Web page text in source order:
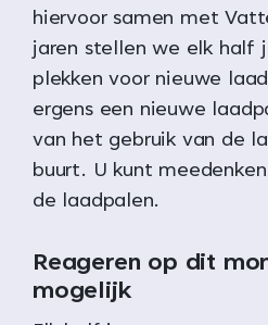
hiervoor samen met
jaren stellen we elk half
plekken voor nieuwe
ergens een nieuwe
van het gebruik van de
buurt. U kunt
de laadpalen.
Reageren op dit
mogelijk